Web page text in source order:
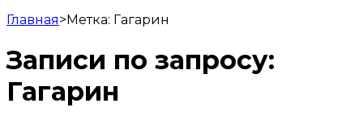
Главная>Метка: Гагарин
Записи по запросу:
Гагарин